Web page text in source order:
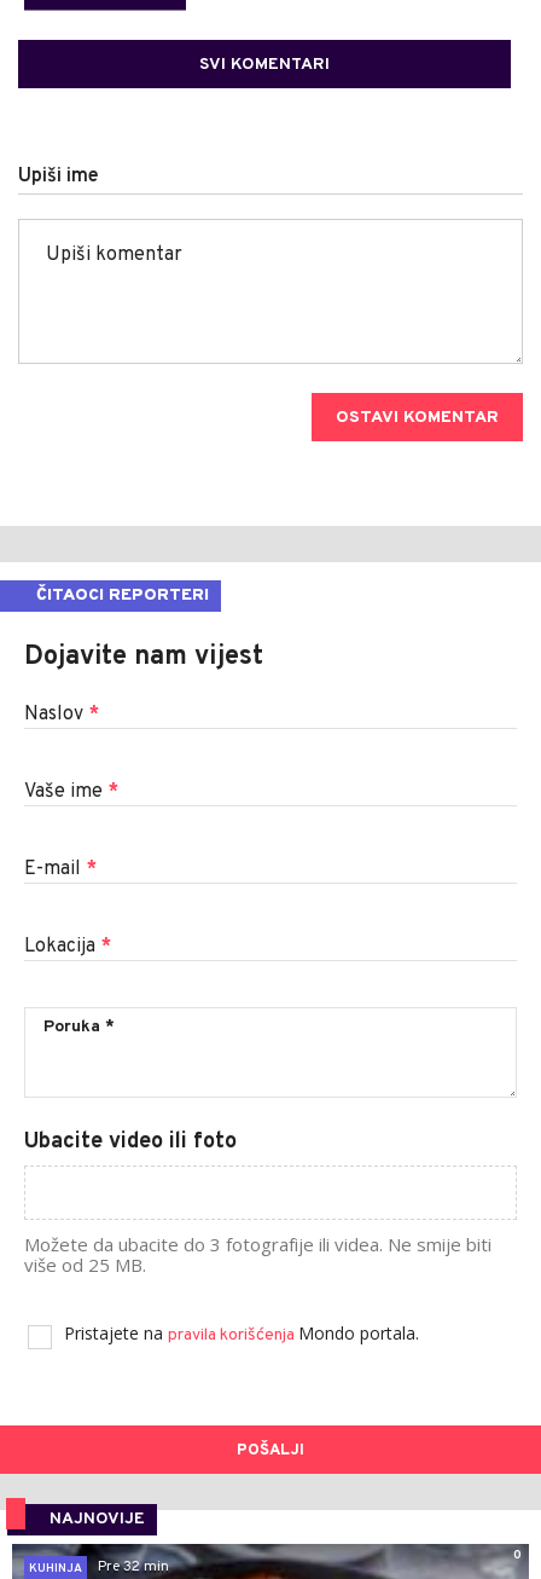
SVI KOMENTARI
Upiši ime
OSTAVI KOMENTAR
ČITAOCI REPORTERI
Dojavite nam vijest
Naslov *
Vaše ime *
E-mail *
Lokacija *
Ubacite video ili foto
Možete da ubacite do 3 fotografije ili videa. Ne smije biti
više od 25 MB.
Pristajete na pravila korišćenja Mondo portala.
POŠALJI
NAJNOVIJE
0
KUHINJA
Pre 32 min